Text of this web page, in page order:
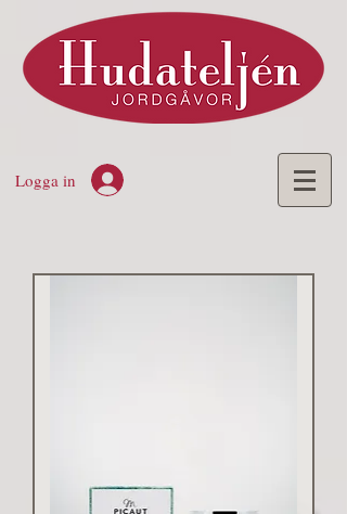
Logga in